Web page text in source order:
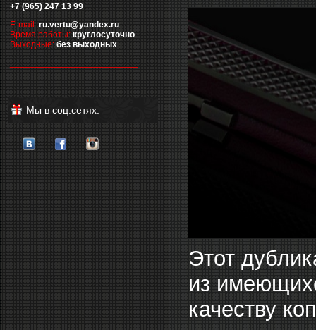
+7 (965) 247 13 99
E-mail: ru.vertu@yandex.ru
Время работы: круглосуточно
Выходные: без выходных
Мы в соц.сетях:
Этот
из
качеству